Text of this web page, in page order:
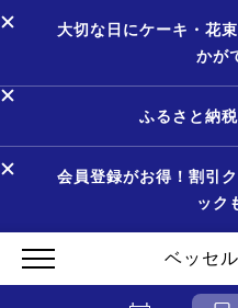
大切な日にケーキ・花
かが
ふるさと納
会員登録がお得！割引
ック
ベッセ